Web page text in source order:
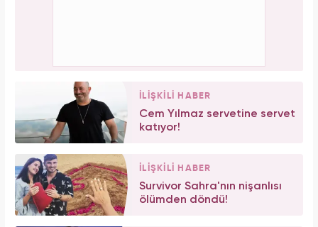
İLİŞKİLİ HABER
Cem Yılmaz servetine servet
katıyor!
İLİŞKİLİ HABER
Survivor Sahra'nın nişanlısı
ölümden döndü!